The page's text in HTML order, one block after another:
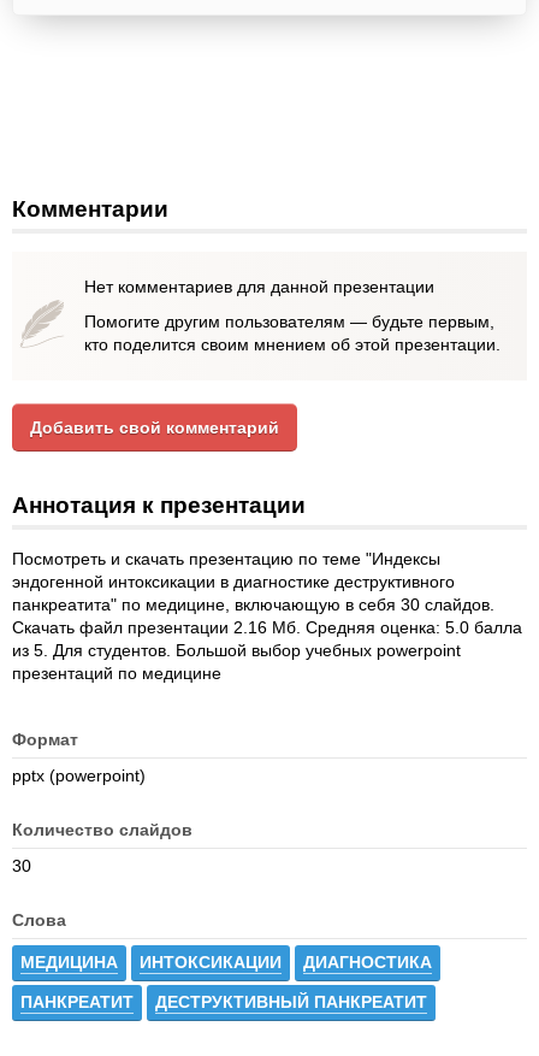
Комментарии
Нет комментариев для данной презентации
Помогите другим пользователям — будьте первым,
кто поделится своим мнением об этой презентации.
Добавить свой комментарий
Аннотация к презентации
Посмотреть и скачать презентацию по теме "Индексы
эндогенной интоксикации в диагностике деструктивного
панкреатита" по медицине, включающую в себя 30 слайдов.
Скачать файл презентации 2.16 Мб. Средняя оценка: 5.0 балла
из 5. Для студентов. Большой выбор учебных powerpoint
презентаций по медицине
Формат
pptx (powerpoint)
Количество слайдов
30
Слова
МЕДИЦИНА ИНТОКСИКАЦИИ ДИАГНОСТИКА
ПАНКРЕАТИТ ДЕСТРУКТИВНЫЙ ПАНКРЕАТИТ